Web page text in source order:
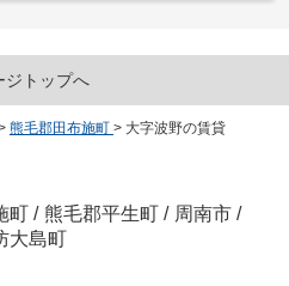
ジトップへ
熊毛郡田布施町 > 大字波野の賃貸
町 / 熊毛郡平生町 / 周南市 /
大島町